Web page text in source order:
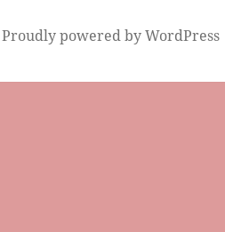
Proudly powered by WordPress